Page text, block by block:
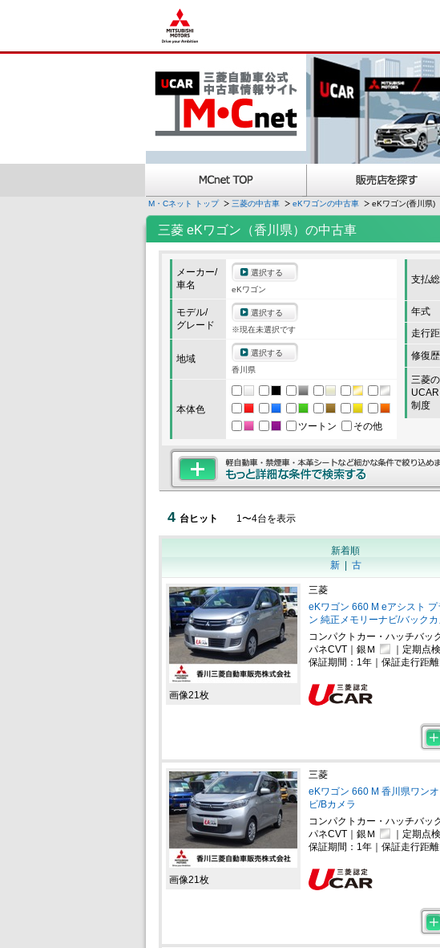
M・Cネット トップ 三菱の中古車 eKワゴンの中古車 eKワゴン(香川県
三菱 eKワゴン（香川県）の中古車
メーカー/
車名
選択する
eKワゴン
モデル/
グレード
選択する
※現在未選択です
地域
選択する
香川県
本体色
ツートン
その他
支払
年式
走行
修復歴
三菱の
UCAR
制度
4 台ヒット 1〜4台を表示
新着順
新| 古
画像21枚
三菱
eKワゴン 660 M eアシスト プ
ン 純正メモリーナビ/バック
コンパクトカー・ハッチバッ
パネCVT｜銀Ｍ
｜定期点
保証期間：1年｜保証走行距
画像21枚
三菱
eKワゴン 660 M 香川県ワン
ビ/Bカメラ
コンパクトカー・ハッチバッ
パネCVT｜銀Ｍ
｜定期点
保証期間：1年｜保証走行距